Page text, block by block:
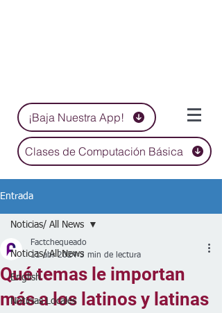
¡Baja Nuestra App!
Clases de Computación Básica
Entrada
Noticias/ All News
English
Noticias Locales
Noticias/ All News
Qué temas le importan
más a los latinos y latinas
Factchequeado
11 abr 2024 3 min de lectura